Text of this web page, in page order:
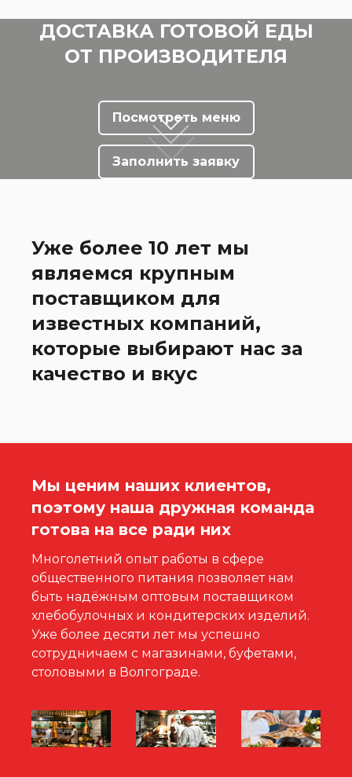
ДОСТАВКА ГОТОВОЙ ЕДЫ
ОТ ПРОИЗВОДИТЕЛЯ
Посмотреть меню
Заполнить заявку
Уже более 10 лет мы
являемся крупным
поставщиком для
известных компаний,
которые выбирают нас за
качество и вкус
Мы ценим наших клиентов,
поэтому наша дружная команда
готова на все ради них
Многолетний опыт работы в сфере
общественного питания позволяет нам
быть надёжным оптовым поставщиком
хлебобулочных и кондитерских изделий.
Уже более десяти лет мы успешно
сотрудничаем с магазинами, буфетами,
столовыми в Волгограде.